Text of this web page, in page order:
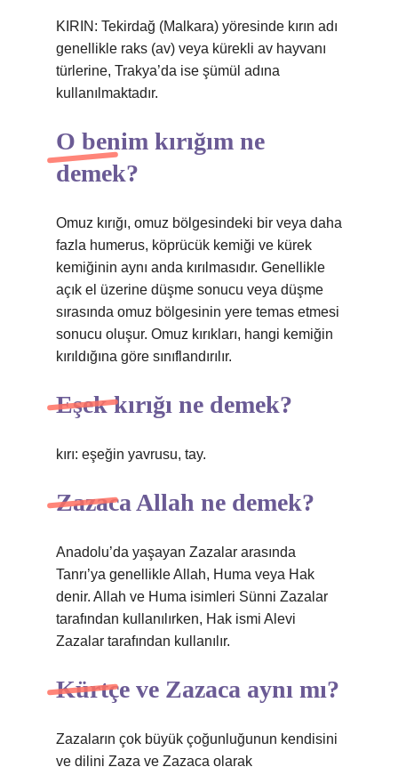
KIRIN: Tekirdağ (Malkara) yöresinde kırın adı
genellikle raks (av) veya kürekli av hayvanı
türlerine, Trakya’da ise şümül adına
kullanılmaktadır.
O benim kırığım ne
demek?
Omuz kırığı, omuz bölgesindeki bir veya daha
fazla humerus, köprücük kemiği ve kürek
kemiğinin aynı anda kırılmasıdır. Genellikle
açık el üzerine düşme sonucu veya düşme
sırasında omuz bölgesinin yere temas etmesi
sonucu oluşur. Omuz kırıkları, hangi kemiğin
kırıldığına göre sınıflandırılır.
Eşek kırığı ne demek?
kırı: eşeğin yavrusu, tay.
Zazaca Allah ne demek?
Anadolu’da yaşayan Zazalar arasında
Tanrı’ya genellikle Allah, Huma veya Hak
denir. Allah ve Huma isimleri Sünni Zazalar
tarafından kullanılırken, Hak ismi Alevi
Zazalar tarafından kullanılır.
Kürtçe ve Zazaca aynı mı?
Zazaların çok büyük çoğunluğunun kendisini
ve dilini Zaza ve Zazaca olarak